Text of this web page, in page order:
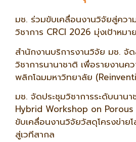
มช. ร่วมขับเคลื่อนงานวิจัยสู่ควา
วิชาการ CRCI 2026 มุ่งเป้าหมา
สำนักงานบริการงานวิจัย มช. จั
วิชาการนานาชาติ เพื่อรายงานค
พลิกโฉมมหาวิทยาลัย
มช. จัดประชุมวิชาการระดับนาน
Hybrid Workshop on
ขับเคลื่อนงานวิจัยวัสดุโครงข่าย
สู่เวทีสากล